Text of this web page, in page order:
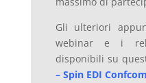
Gli ulteriori
webinar e i
disponibili su
– Spin EDI